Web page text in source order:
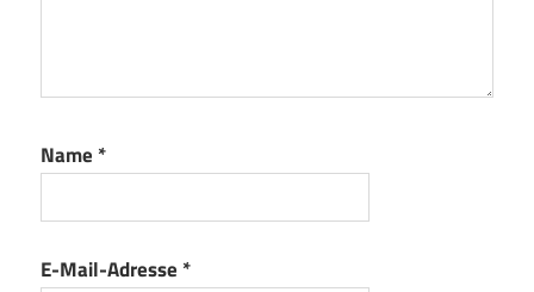
Name *
E-Mail-Adresse *